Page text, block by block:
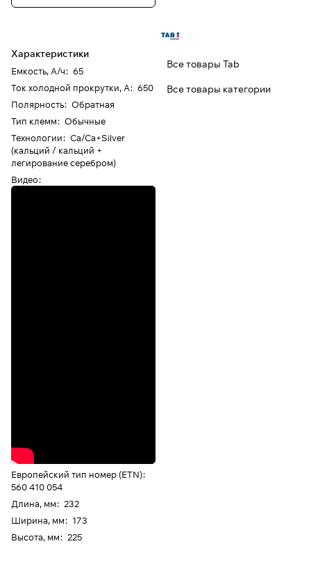
Характеристики
Емкость, А/ч: 65
Ток холодной прокрутки, А: 650
Полярность: Обратная
Тип клемм: Обычные
Технологии: Ca/Ca+Silver
(кальций / кальций +
легирование серебром)
Видео:
Европейский тип номер (ETN):
560 410 054
Длина, мм: 232
Ширина, мм: 173
Высота, мм: 225
Все товары Tab
Все товары категории